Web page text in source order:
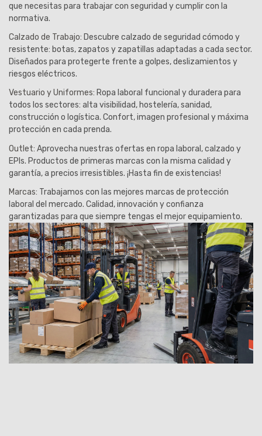
que necesitas para trabajar con seguridad y cumplir con la
normativa.
Calzado de Trabajo: Descubre calzado de seguridad cómodo y
resistente: botas, zapatos y zapatillas adaptadas a cada sector.
Diseñados para protegerte frente a golpes, deslizamientos y
riesgos eléctricos.
Vestuario y Uniformes: Ropa laboral funcional y duradera para
todos los sectores: alta visibilidad, hostelería, sanidad,
construcción o logística. Confort, imagen profesional y máxima
protección en cada prenda.
Outlet: Aprovecha nuestras ofertas en ropa laboral, calzado y
EPIs. Productos de primeras marcas con la misma calidad y
garantía, a precios irresistibles. ¡Hasta fin de existencias!
Marcas: Trabajamos con las mejores marcas de protección
laboral del mercado. Calidad, innovación y confianza
garantizadas para que siempre tengas el mejor equipamiento.